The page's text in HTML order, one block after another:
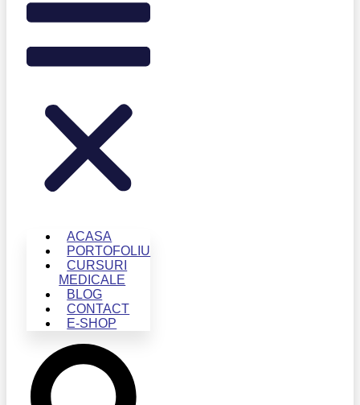
ACASA
PORTOFOLIU
CURSURI
MEDICALE
BLOG
CONTACT
E-SHOP